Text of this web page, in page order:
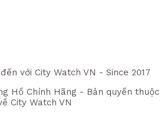
với City Watch VN - Since 2017
Hồ Chính Hãng - Bản quyền thuộc
City Watch VN